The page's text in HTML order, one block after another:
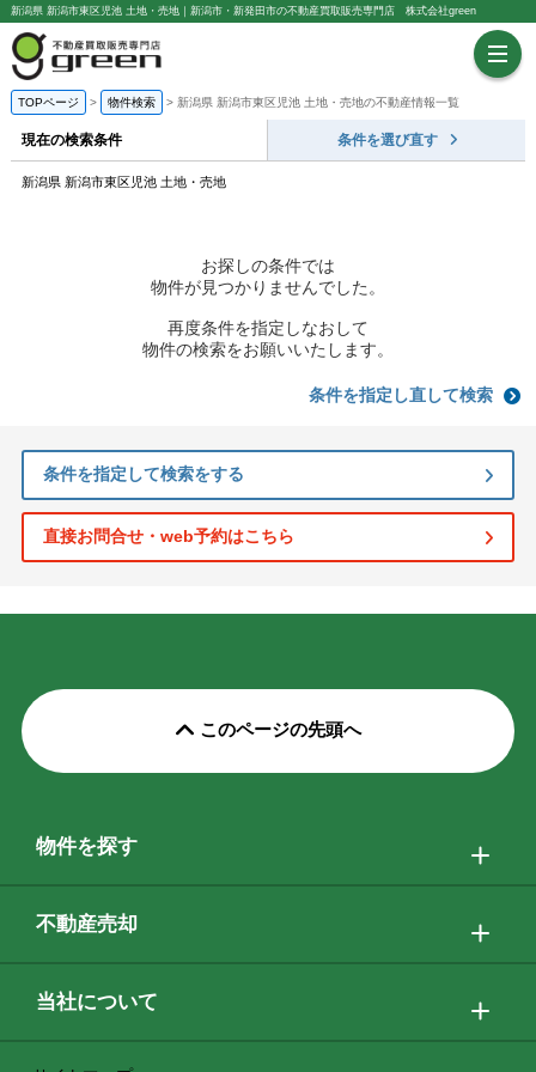
新潟県 新潟市東区児池 土地・売地｜新潟市・新発田市の不動産買取販売専門店 株式会社green
TOPページ 物件検索 新潟県 新潟市東区児池 土地・売地の不動産情報一覧
現在の検索条件 条件を選び直す
新潟県 新潟市東区児池 土地・売地
お探しの条件では
物件が見つかりませんでした。
再度条件を指定しなおして
物件の検索をお願いいたします。
条件を指定し直して検索
条件を指定して検索をする
直接お問合せ・web予約はこちら
このページの先頭へ
物件を探す
不動産売却
当社について